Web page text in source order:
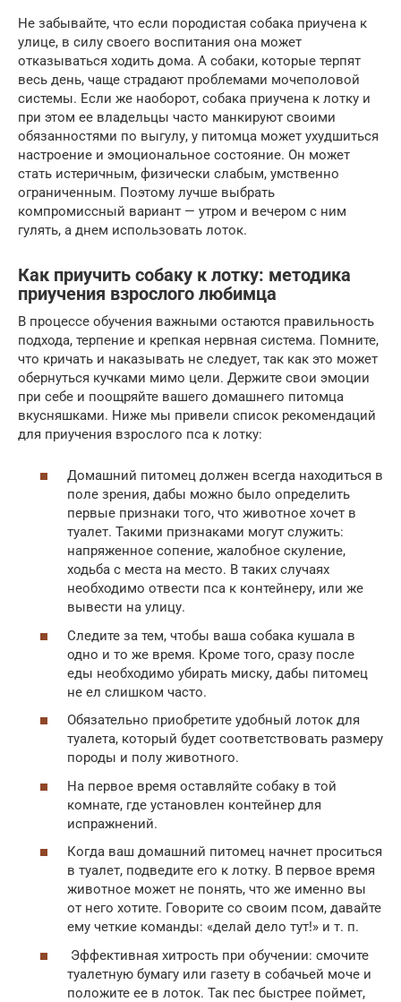
Не забывайте, что если породистая собака приучена к
улице, в силу своего воспитания она может
отказываться ходить дома. А собаки, которые терпят
весь день, чаще страдают проблемами мочеполовой
системы. Если же наоборот, собака приучена к лотку и
при этом ее владельцы часто манкируют своими
обязанностями по выгулу, у питомца может ухудшиться
настроение и эмоциональное состояние. Он может
стать истеричным, физически слабым, умственно
ограниченным. Поэтому лучше выбрать
компромиссный вариант — утром и вечером с ним
гулять, а днем использовать лоток.
Как приучить собаку к лотку: методика
приучения взрослого любимца
В процессе обучения важными остаются правильность
подхода, терпение и крепкая нервная система. Помните,
что кричать и наказывать не следует, так как это может
обернуться кучками мимо цели. Держите свои эмоции
при себе и поощряйте вашего домашнего питомца
вкусняшками. Ниже мы привели список рекомендаций
для приучения взрослого пса к лотку:
Домашний питомец должен всегда находиться в
поле зрения, дабы можно было определить
первые признаки того, что животное хочет в
туалет. Такими признаками могут служить:
напряженное сопение, жалобное скуление,
ходьба с места на место. В таких случаях
необходимо отвести пса к контейнеру, или же
вывести на улицу.
Следите за тем, чтобы ваша собака кушала в
одно и то же время. Кроме того, сразу после
еды необходимо убирать миску, дабы питомец
не ел слишком часто.
Обязательно приобретите удобный лоток для
туалета, который будет соответствовать размеру
породы и полу животного.
На первое время оставляйте собаку в той
комнате, где установлен контейнер для
испражнений.
Когда ваш домашний питомец начнет проситься
в туалет, подведите его к лотку. В первое время
животное может не понять, что же именно вы
от него хотите. Говорите со своим псом, давайте
ему четкие команды: «делай дело тут!» и т. п.
Эффективная хитрость при обучении: смочите
туалетную бумагу или газету в собачьей моче и
положите ее в лоток. Так пес быстрее поймет,